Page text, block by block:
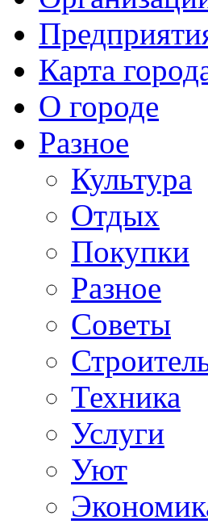
Карта
О городе
Разное
Культура
Отдых
Покупки
Разное
Советы
Техника
Услуги
Уют